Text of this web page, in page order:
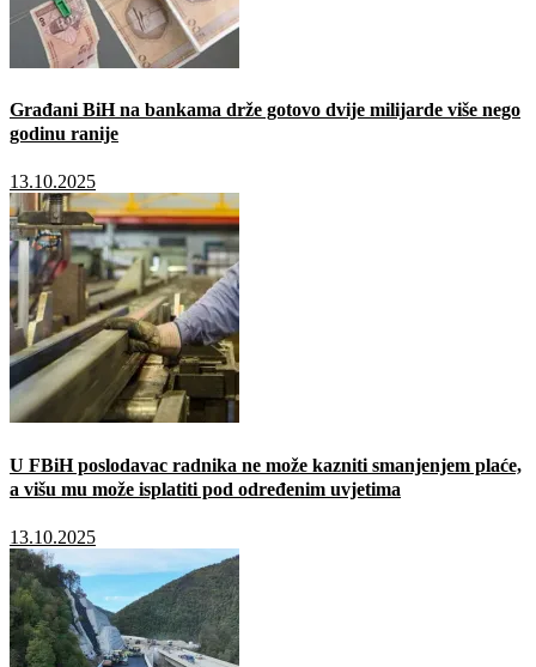
Građani BiH na bankama drže gotovo dvije milijarde više nego
godinu ranije
13.10.2025
U FBiH poslodavac radnika ne može kazniti smanjenjem plaće,
a višu mu može isplatiti pod određenim uvjetima
13.10.2025